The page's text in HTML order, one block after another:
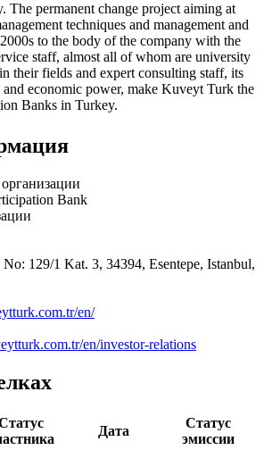
The permanent change project aiming at
techniques and management and
to the body of the company with the
staff, almost all of whom are university
their fields and expert consulting staff, its
and economic power, make Kuveyt Turk the
Banks in Turkey.
Bank
129/1 Kat. 3, 34394, Esentepe, Istanbul,
en/
en/investor-relations
Дата
Статус
эмиссии